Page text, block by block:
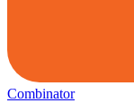
Combinator